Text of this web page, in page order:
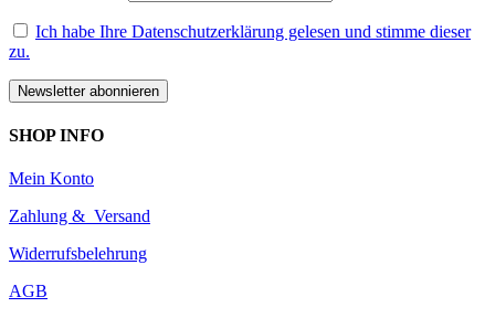
Ich habe Ihre Datenschutzerklärung gelesen und stimme dieser
zu.
SHOP INFO
Mein Konto
Zahlung & Versand
Widerrufsbelehrung
AGB